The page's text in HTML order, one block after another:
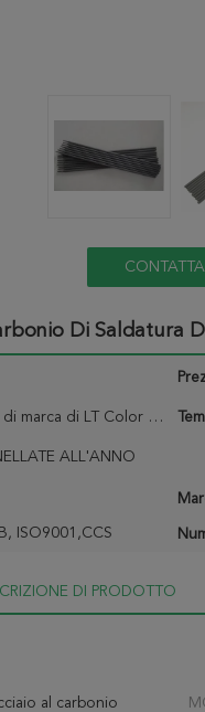
Di Saldatura
Scatola neutrale di marca di LT Color box/OEM della scatola
ALL'ANNO
ISO9001,CCS
DI PRODOTTO
al carbonio